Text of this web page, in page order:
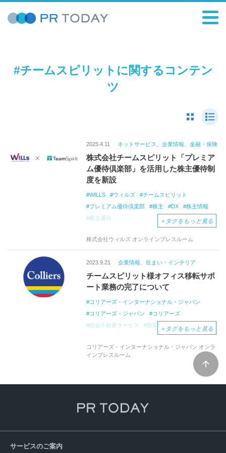
#チームスピリットに関するコンテン
ツ
2025.4.11 ネットサービス、企業情報、金融・保険
株式会社チームスピリット「プレミア
ム優待倶楽部」を活用した株主優待制
度を新設
WILLS ウィルズ
チームスピリット
プレミアム優待倶楽部
株主 DX
株主情報
株主優待
＋ タグをもっと見る
株式会社ウィルズ オンラインプレスルーム
2023.9.21 企業情報、住まい・インテリア
チームスピリット様オフィス移転サポ
ート業務の完了について
コリアーズ・インターナショナル・ジャパン
コリアーズ・ジャパン
コリアーズ
総合不動産サービス
投資運用会社
不動産
チームスピリット
WeWork
＋ タグをもっと見る
コリアーズ・インターナショナル・ジャパン オンラ
インプレスルーム
サービスのご案内